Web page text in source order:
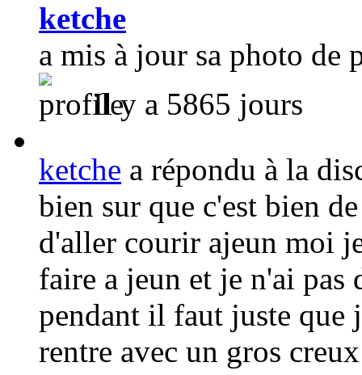
ketche
a mis à jour sa photo de
Il y a 5865 jours
ketche a répondu à la
bien sur que c'est bien
d'aller courir ajeun moi
faire a jeun et je n'ai pas
pendant il faut juste que
rentre avec un gros